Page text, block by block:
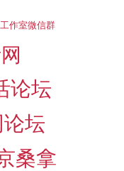
作室微信群
论坛
坛
桑拿